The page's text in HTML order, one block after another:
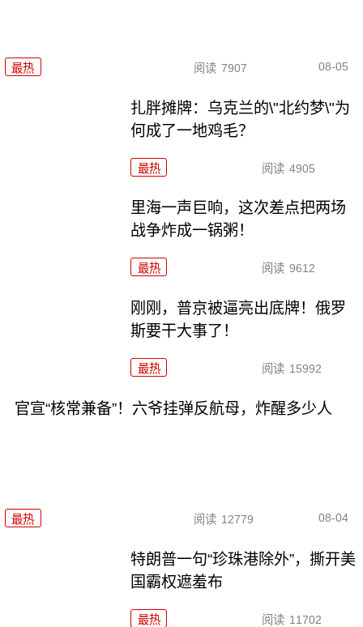
最热 阅读 7907 08-05
扎胖摊牌：乌克兰的\"北约梦\"为
何成了一地鸡毛？
最热 阅读 4905
里海一声巨响，这次差点把两场
战争炸成一锅粥！
最热 阅读 9612
刚刚，普京被逼亮出底牌！俄罗
斯要干大事了！
最热 阅读 15992
官宣“核常兼备”！六爷挂弹反航母，炸醒多少人
最热 阅读 12779 08-04
特朗普一句“珍珠港除外”，撕开美
国霸权遮羞布
最热 阅读 11702